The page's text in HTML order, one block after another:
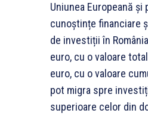
Uniunea Europeană
cunoștințe financiare
de investiții în
euro, cu o valoare
euro, cu o valoare
pot migra spre
superioare celor din